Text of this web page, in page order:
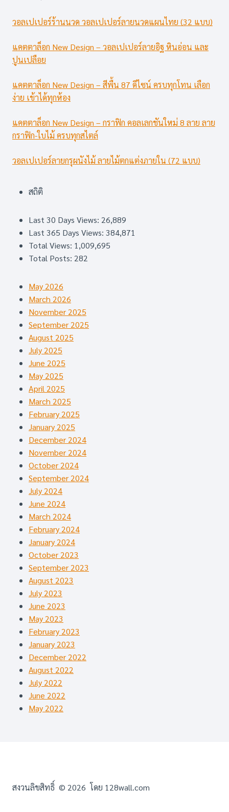
วอลเปเปอร์ร้านนวด วอลเปเปอร์ลายนวดแผนไทย (32 แบบ)
แคตตาล็อก New Design – วอลเปเปอร์ลายอิฐ หินอ่อน และ
ปูนเปลือย
แคตตาล็อก New Design – สีพื้น 87 ดีไซน์ ครบทุกโทน เลือก
ง่าย เข้าได้ทุกห้อง
แคตตาล็อก New Design – กราฟิก คอลเลกชันใหม่ 8 ลาย ลาย
กราฟิก-ใบไม้ ครบทุกสไตล์
วอลเปเปอร์ลายกรุผนังไม้ ลายไม้ตกแต่งภายใน (72 แบบ)
สถิติ
Last 30 Days Views: 26,889
Last 365 Days Views: 384,871
Total Views: 1,009,695
Total Posts: 282
May 2026
March 2026
November 2025
September 2025
August 2025
July 2025
June 2025
May 2025
April 2025
March 2025
February 2025
January 2025
December 2024
November 2024
October 2024
September 2024
July 2024
June 2024
March 2024
February 2024
January 2024
October 2023
September 2023
August 2023
July 2023
June 2023
May 2023
February 2023
January 2023
December 2022
August 2022
July 2022
June 2022
May 2022
สงวนลิขสิทธิ์ © 2026 โดย 128wall.com